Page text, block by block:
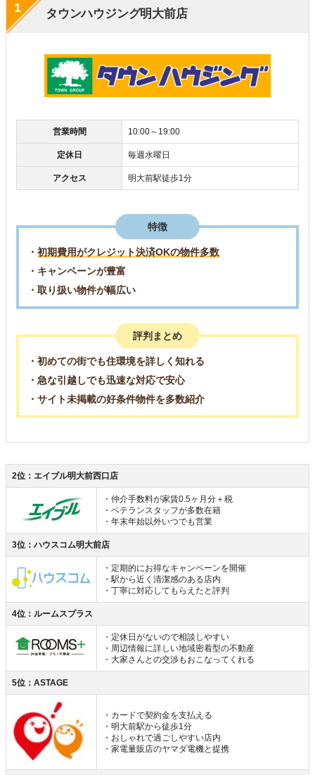
タウンハウジング明大前店
1
営業時間 10:00～19:00
定休日 毎週水曜日
アクセス 明大前駅徒歩1分
特徴
・ 初期費用がクレジット決済OKの物件多数
・キャンペーンが豊富
・取り扱い物件が幅広い
評判まとめ
・初めての街でも住環境を詳しく知れる
・急な引越しでも迅速な対応で安心
・サイト未掲載の好条件物件を多数紹介
2位：エイブル明大前西口店
・仲介手数料が家賃0.5ヶ月分＋税
・ベテランスタッフが多数在籍
・年末年始以外いつでも営業
3位：ハウスコム明大前店
・定期的にお得なキャンペーンを開催
・駅から近く清潔感のある店内
・丁寧に対応してもらえたと評判
4位：ルームスプラス
・定休日がないので相談しやすい
・周辺情報に詳しい地域密着型の不動産
・大家さんとの交渉もおこなってくれる
5位：ASTAGE
・カードで契約金を支払える
・明大前駅から徒歩1分
・おしゃれで過ごしやすい店内
・家電量販店のヤマダ電機と提携